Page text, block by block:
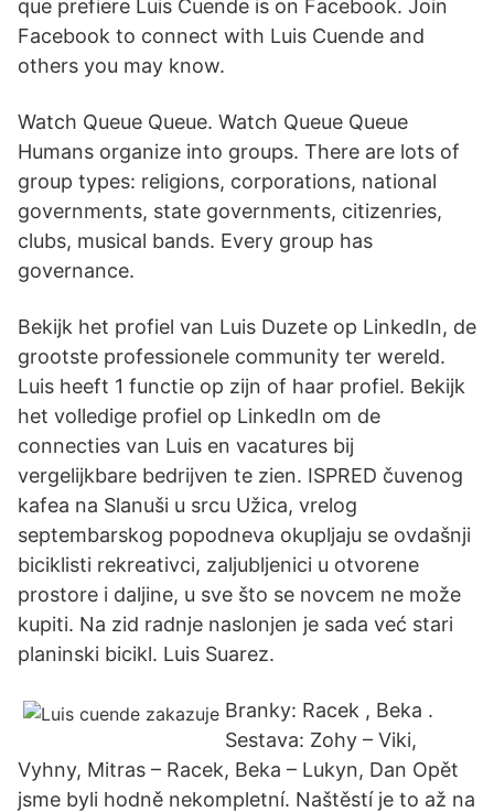
que prefiere Luis Cuende is on Facebook. Join
Facebook to connect with Luis Cuende and
others you may know.
Watch Queue Queue. Watch Queue Queue
Humans organize into groups. There are lots of
group types: religions, corporations, national
governments, state governments, citizenries,
clubs, musical bands. Every group has
governance.
Bekijk het profiel van Luis Duzete op LinkedIn, de
grootste professionele community ter wereld.
Luis heeft 1 functie op zijn of haar profiel. Bekijk
het volledige profiel op LinkedIn om de
connecties van Luis en vacatures bij
vergelijkbare bedrijven te zien. ISPRED čuvenog
kafea na Slanuši u srcu Užica, vrelog
septembarskog popodneva okupljaju se ovdašnji
biciklisti rekreativci, zaljubljenici u otvorene
prostore i daljine, u sve što se novcem ne može
kupiti. Na zid radnje naslonjen je sada već stari
planinski bicikl. Luis Suarez.
Branky: Racek , Beka .
Sestava: Zohy – Viki,
Vyhny, Mitras – Racek, Beka – Lukyn, Dan Opět
jsme byli hodně nekompletní. Naštěstí je to až na